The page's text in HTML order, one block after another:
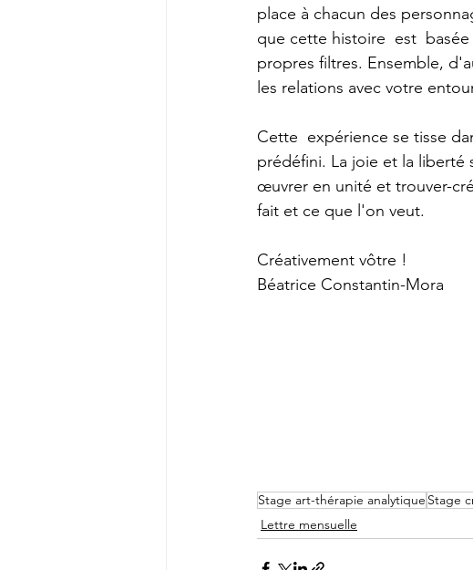
place à chacun des
que cette histoire  est
propres filtres. Ensemble,
les relations avec votre
Cette  expérience se tisse
prédéfini. La joie et la liberté
œuvrer en unité et trouver-
fait et ce que l'on veut.
Créativement vôtre !
Béatrice Constantin-Mora
Stage art-thérapie analytique Stage
Lettre mensuelle